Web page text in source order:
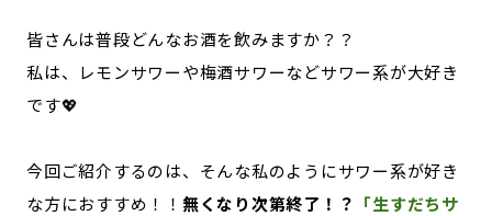
カテゴリから探す
皆さんは普段どんなお酒を飲みますか？？
私は、レモンサワーや梅酒サワーなどサワー系が大好き
です💖
今回ご紹介するのは、そんな私のようにサワー系が好き
な方におすすめ！！ 無くなり次第終了！？ 「生すだちサ